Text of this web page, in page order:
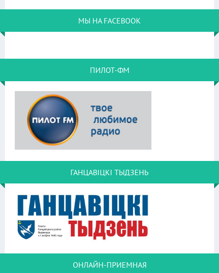
МЫ НА FACEBOOK
ПИЛОТ-ФМ
ГАНЦАВІЦКІ ТЫДЗЕНЬ
ОНЛАЙН-ПРИЕМНАЯ